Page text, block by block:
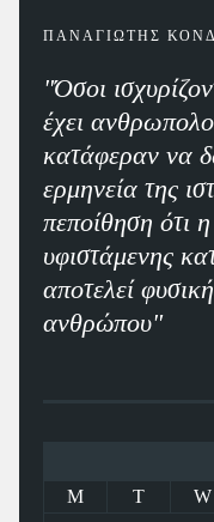
ΠΑΝΑΓΙΩΤΗΣ
"Όσοι
έχει
κατάφεραν να
ερμηνεία της
πεποίθηση ότι
υφιστάμενης
αποτελεί
ανθρώπου"
M
T W